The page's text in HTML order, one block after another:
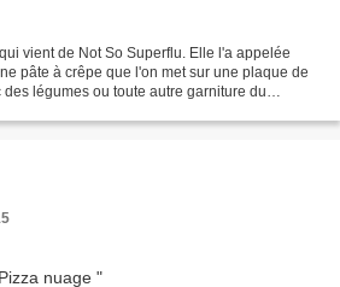
vient de Not So Superflu. Elle l'a appelée
pâte à crêpe que l'on met sur une plaque de
légumes ou toute autre garniture du